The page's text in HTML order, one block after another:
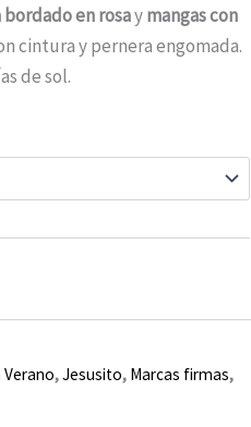
en rosaymangas con
cintura y pernera engomada.
de sol.
Verano,Jesusito, Marcas firmas,